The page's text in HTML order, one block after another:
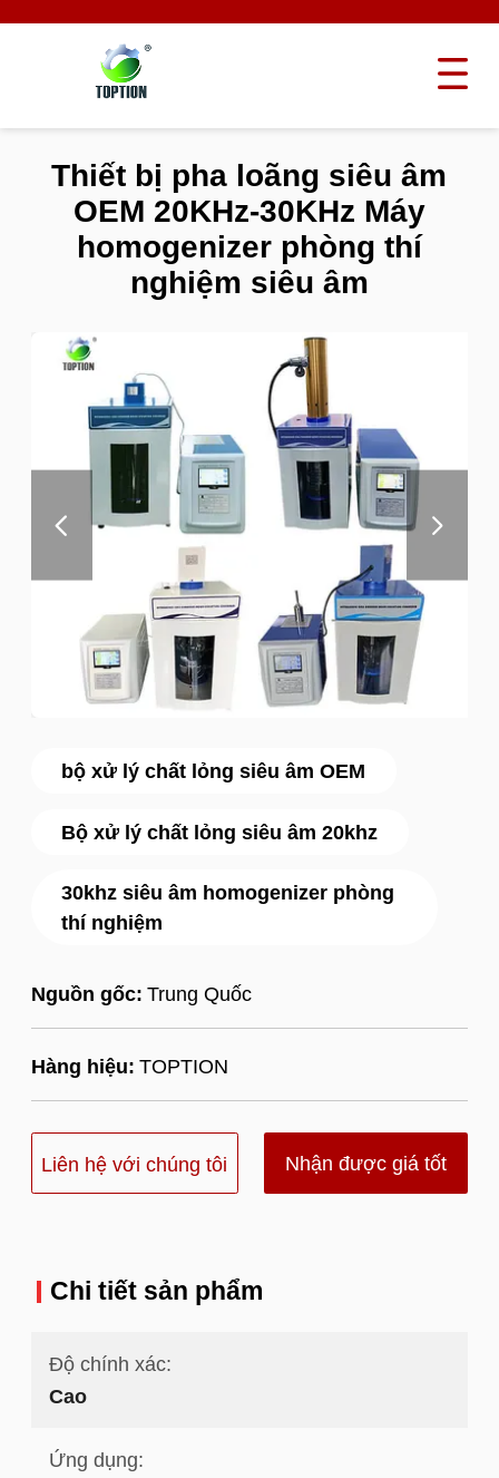
bộ xử lý chất lỏng siêu âm OEM
Bộ xử lý chất lỏng siêu âm 20khz
30khz siêu âm homogenizer phòng
thí nghiệm
Nguồn gốc: Trung Quốc
Hàng hiệu: TOPTION
Liên hệ với chúng tôi Nhận được giá tốt
Thiết bị pha loãng siêu âm
OEM 20KHz-30KHz Máy
homogenizer phòng thí
nghiệm siêu âm
Chi tiết sản phẩm
Độ chính xác:
Cao
Ứng dụng: